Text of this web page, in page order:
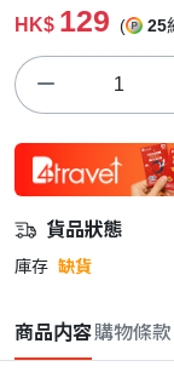
HK$ 129 ( 25
貨品狀態
庫存 缺貨
商品内容購物條